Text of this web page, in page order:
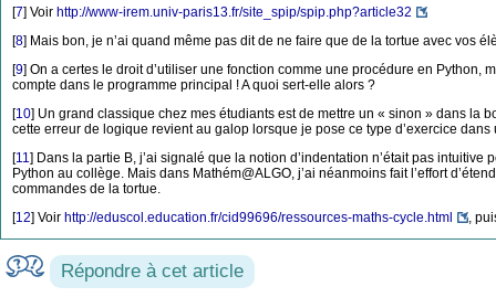
[7] Voir http://www-irem.univ-paris13.fr/site_spip/spip.php?article32
[8] Mais bon, je n’ai quand même pas dit de ne faire que de la tortue avec vos
[9] On a certes le droit d’utiliser une fonction comme une procédure en Python,
compte dans le programme principal ! A quoi sert-elle alors ?
[10] Un grand classique chez mes étudiants est de mettre un « sinon » dans la
cette erreur de logique revient au galop lorsque je pose ce type d’exercice dans
[11] Dans la partie B, j’ai signalé que la notion d’indentation n’était pas
Python au collège. Mais dans Mathém@ALGO, j’ai néanmoins fait l’effort
commandes de la tortue.
[12] Voir http://eduscol.education.fr/cid99696/ressources-maths-cycle.html ,
Répondre à cet article